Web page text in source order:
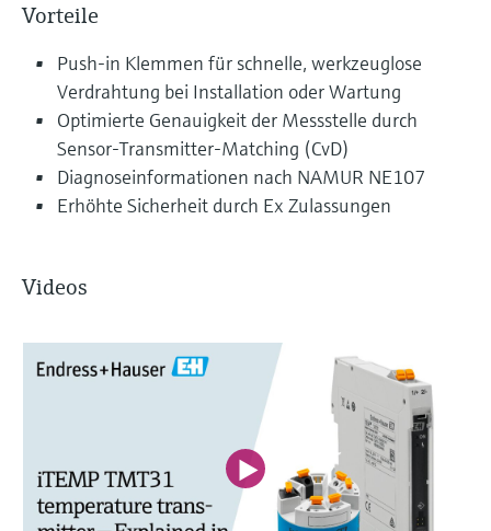
Vorteile
Push-in Klemmen für schnelle, werkzeuglose
Verdrahtung bei Installation oder Wartung
Optimierte Genauigkeit der Messstelle durch
Sensor-Transmitter-Matching (CvD)
Diagnoseinformationen nach NAMUR NE107
Erhöhte Sicherheit durch Ex Zulassungen
Videos